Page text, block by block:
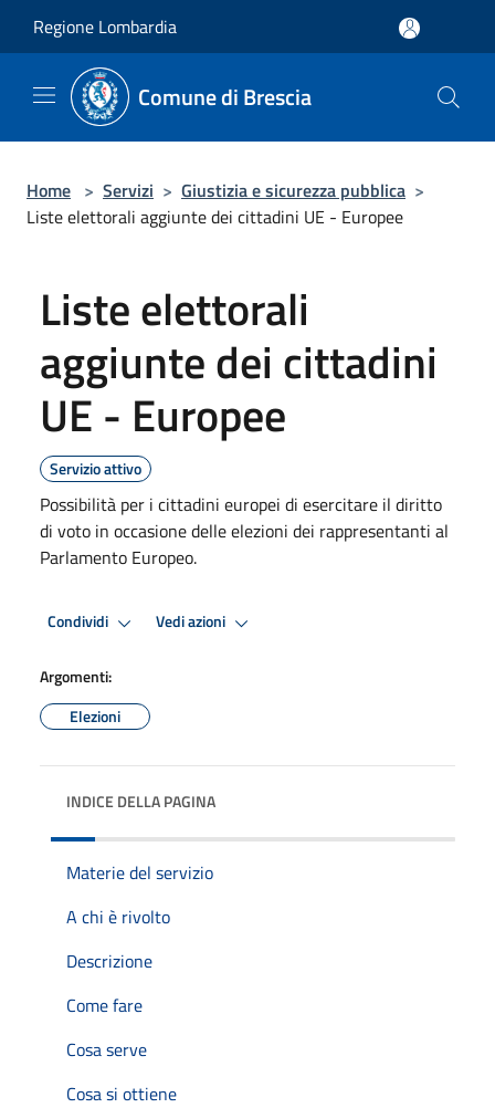
Regione Lombardia
Comune di Brescia
Home > Servizi > Giustizia e sicurezza pubblica >
Liste elettorali aggiunte dei cittadini UE - Europee
Liste elettorali
aggiunte dei cittadini
UE - Europee
Servizio attivo
Possibilità per i cittadini europei di esercitare il diritto
di voto in occasione delle elezioni dei rappresentanti al
Parlamento Europeo.
Condividi Vedi azioni
Argomenti:
Elezioni
INDICE DELLA PAGINA
Materie del servizio
A chi è rivolto
Descrizione
Come fare
Cosa serve
Cosa si ottiene